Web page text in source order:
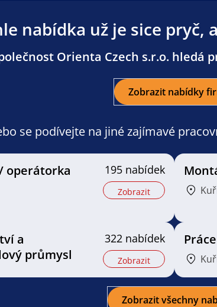
nabídka už je sice pryč,
Orienta Czech s.r.o. hledá
Zobrazit nabídky
se podívejte na jiné zajímavé
operátorka
195 nabídek
Zobrazit
a
průmysl
322 nabídek
Zobrazit
Práce
Zobrazit všechny